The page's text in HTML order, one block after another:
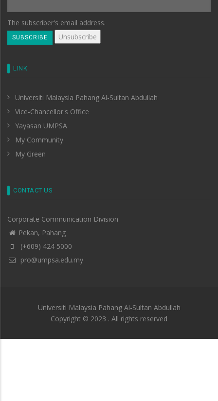
The subscriber's email address.
LINK
Universiti Malaysia Pahang Al-Sultan Abdullah
Vice-Chancellor's Office
Yayasan UMPSA
My Community
My Green
CONTACT US
Corporate Communication Division
Pekan, Pahang
(+609) 424 5000
pro@umpsa.edu.my
Universiti Malaysia Pahang Al-Sultan Abdullah
Copyright © 2023 . All rights reserved